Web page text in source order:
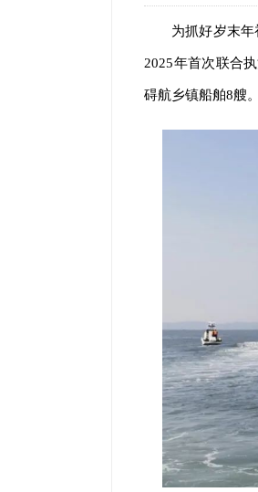
为抓好岁末
2025年首次联合
碍航乡镇船舶8艘。